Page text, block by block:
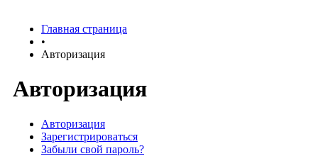
Главная страница
•
Авторизация
Авторизация
Авторизация
Зарегистрироваться
Забыли свой пароль?